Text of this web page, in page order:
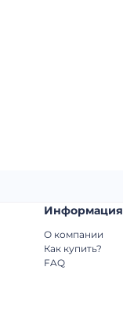
Информация
О компании
Как купить?
FAQ